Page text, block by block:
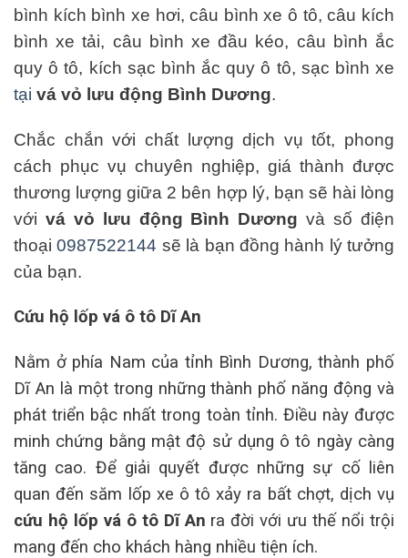
bình kích bình xe hơi, câu bình xe ô tô, câu kích
bình xe tải, câu bình xe đầu kéo, câu bình ắc
quy ô tô, kích sạc bình ắc quy ô tô, sạc bình xe
tại vá vỏ lưu động Bình Dương.
Chắc chắn với chất lượng dịch vụ tốt, phong
cách phục vụ chuyên nghiệp, giá thành được
thương lượng giữa 2 bên hợp lý, bạn sẽ hài lòng
với vá vỏ lưu động Bình Dươngvà số điện
thoại0987522144 sẽ là bạn đồng hành lý tưởng
của bạn.
Cứu hộ lốp vá ô tô Dĩ An
Nằm ở phía Nam của tỉnh Bình Dương, thành phố
Dĩ An là một trong những thành phố năng động và
phát triển bậc nhất trong toàn tỉnh. Điều này được
minh chứng bằng mật độ sử dụng ô tô ngày càng
tăng cao. Để giải quyết được những sự cố liên
quan đến săm lốp xe ô tô xảy ra bất chợt, dịch vụ
cứu hộ lốp vá ô tô Dĩ An ra đời với ưu thế nổi trội
mang đến cho khách hàng nhiều tiện ích.